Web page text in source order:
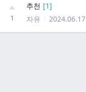
1
추천 [1]
자유
2024.06.17